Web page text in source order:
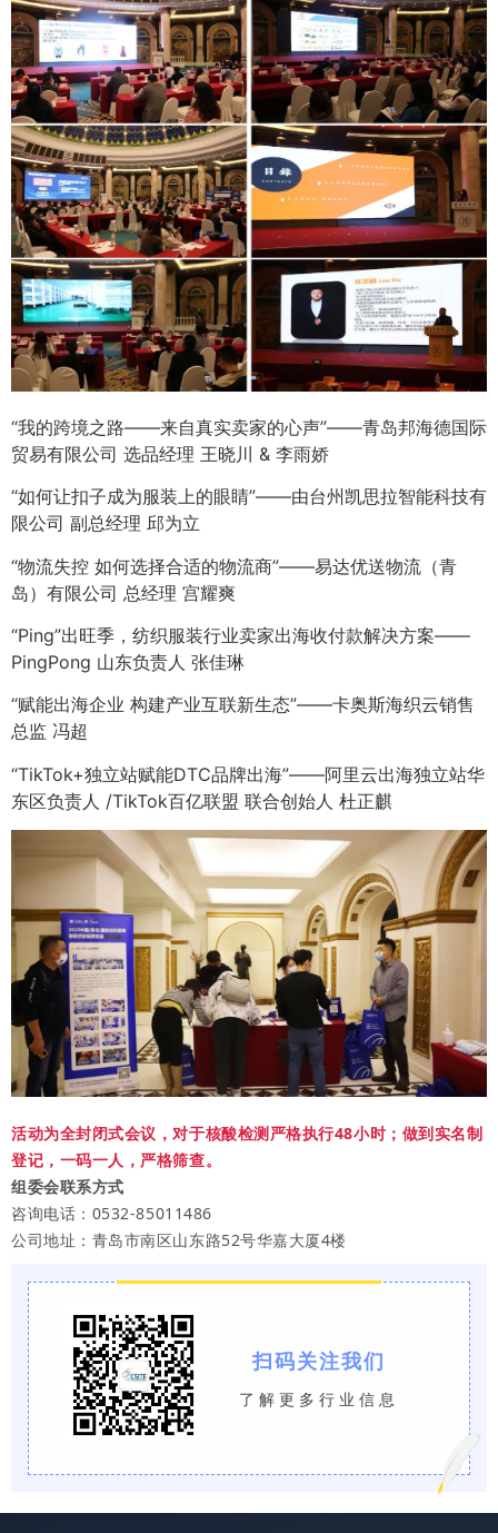
“我的跨境之路——来自真实卖家的心声”——青岛邦海德国际
贸易有限公司 选品经理 王晓川 & 李雨娇
“如何让扣子成为服装上的眼睛”——由台州凯思拉智能科技有
限公司 副总经理 邱为立
“物流失控 如何选择合适的物流商”——易达优送物流（青
岛）有限公司 总经理 宫耀爽
“Ping”出旺季，纺织服装行业卖家出海收付款解决方案——
PingPong 山东负责人 张佳琳
“赋能出海企业 构建产业互联新生态”——卡奥斯海织云销售
总监 冯超
“TikTok+独立站赋能DTC品牌出海”——阿里云出海独立站华
东区负责人 /TikTok百亿联盟 联合创始人 杜正麒
活动为全封闭式会议，对于核酸检测严格执行48小时；做到实名制
登记，一码一人，严格筛查。
组委会联系方式
咨询电话：0532-85011486
公司地址：青岛市南区山东路52号华嘉大厦4楼
扫码关注我们
了解更多行业信息